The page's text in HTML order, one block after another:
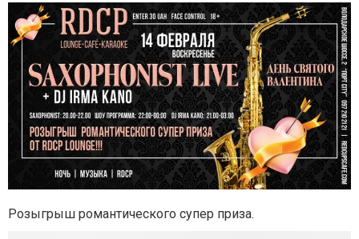
Розыгрыш романтического супер приза.